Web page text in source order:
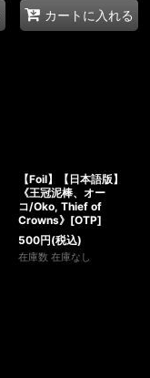
カートに入れる
【Foil】【日本語版】
《王冠泥棒、オー
コ/Oko, Thief of
Crowns》[OTP]
500円(税込)
在庫数 在庫なし